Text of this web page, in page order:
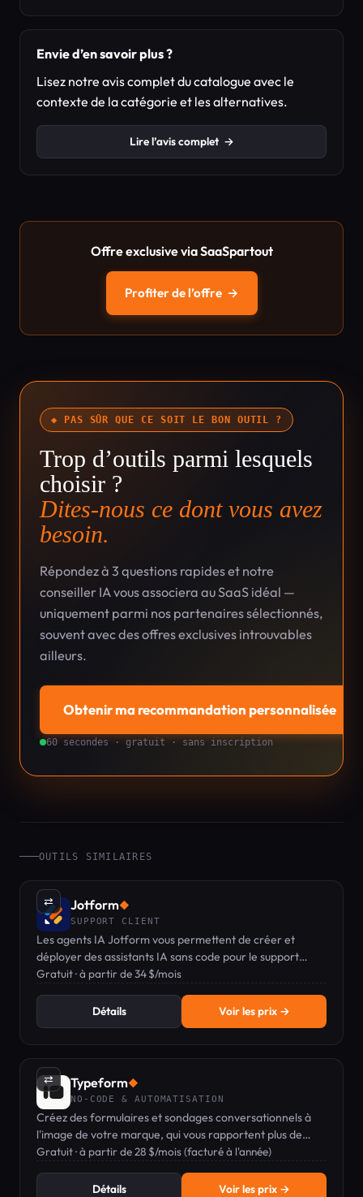
Envie d’en savoir plus ?
Lisez notre avis complet du catalogue avec le
contexte de la catégorie et les alternatives.
Lire l’avis complet →
Offre exclusive via SaaSpartout
Profiter de l’offre →
◆ PAS SÛR QUE CE SOIT LE BON OUTIL ?
Trop d’outils parmi lesquels
choisir ?
Dites-nous ce dont vous avez
besoin.
Répondez à 3 questions rapides et notre
conseiller IA vous associera au SaaS idéal —
uniquement parmi nos partenaires sélectionnés,
souvent avec des offres exclusives introuvables
ailleurs.
Obtenir ma recommandation personnalisée
60 secondes · gratuit · sans inscription
OUTILS SIMILAIRES
⇄ Jotform◆
SUPPORT CLIENT
Les agents IA Jotform vous permettent de créer et
déployer des assistants IA sans code pour le support
client sur plus de 7 canaux.
Gratuit · à partir de 34 $/mois
Détails Voir les prix →
⇄ Typeform◆
NO-CODE & AUTOMATISATION
Créez des formulaires et sondages conversationnels à
l'image de votre marque, qui vous rapportent plus de
données, plus facilement, sans aucune compétence en
Gratuit · à partir de 28 $/mois (facturé à l'année)
Détails Voir les prix →